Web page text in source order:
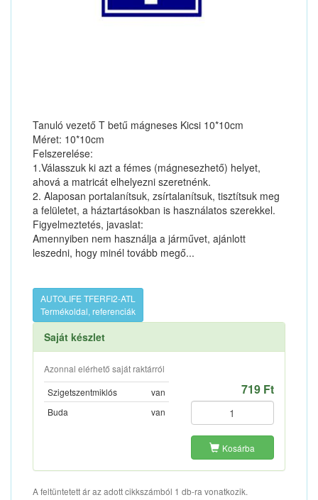
Tanuló vezető T betű mágneses Kicsi 10*10cm
Méret: 10*10cm
Felszerelése:
1.Válasszuk ki azt a fémes (mágnesezhető) helyet,
ahová a matricát elhelyezni szeretnénk.
2. Alaposan portalanítsuk, zsírtalanítsuk, tisztítsuk meg
a felületet, a háztartásokban is használatos szerekkel.
Figyelmeztetés, javaslat:
Amennyiben nem használja a járművet, ajánlott
leszedni, hogy minél tovább megő...
AUTOLIFE TFERFI2-ATL
Termékoldal, referenciák
Saját készlet
Azonnal elérhető saját raktárról
Szigetszentmiklós
van
Buda
van
719 Ft
Kosárba
A feltüntetett ár az adott cikkszámból 1 db-ra vonatkozik.